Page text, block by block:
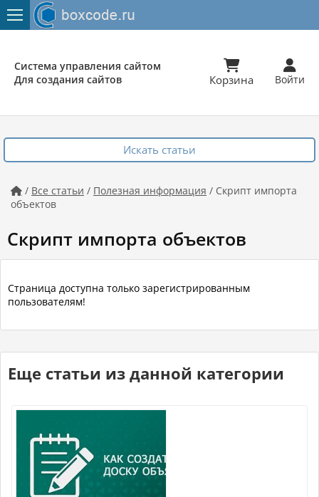
Система управления сайтом
Для создания сайтов

Корзина

Войти
Искать статьи
 / Все статьи / Полезная информация / Скрипт импорта
объектов
Скрипт импорта объектов
Страница доступна только зарегистрированным
пользователям!
Еще статьи из данной категории